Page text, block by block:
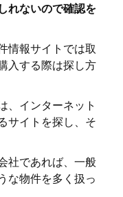
れないので確認を
情報サイトでは取
入する際は探し方
、インターネット
サイトを探し、そ
社であれば、一般
な物件を多く扱っ